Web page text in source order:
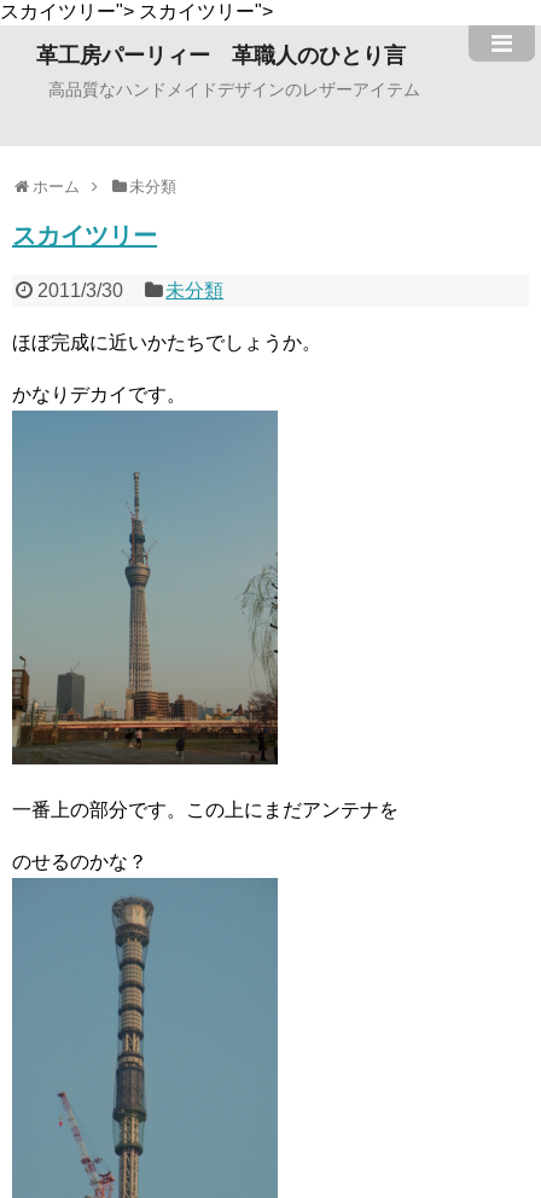
スカイツリー"> スカイツリー">
革工房パーリィー 革職人のひとり言
高品質なハンドメイドデザインのレザーアイテム
ホーム 未分類
スカイツリー
2011/3/30 未分類
ほぼ完成に近いかたちでしょうか。
かなりデカイです。
一番上の部分です。この上にまだアンテナを
のせるのかな？